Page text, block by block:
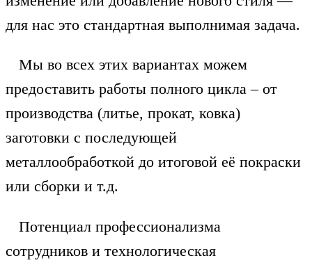
для нас это стандартная выполнимая задача.
Мы во всех этих вариантах можем
предоставить работы полного цикла – от
производства (литье, прокат, ковка)
заготовки с последующей
металлообработкой до итоговой её покраски
или сборки и т.д.
Потенциал профессионализма
сотрудников и технологическая